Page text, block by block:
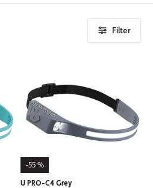
Filter
-55 %
U PRO-C4 Grey